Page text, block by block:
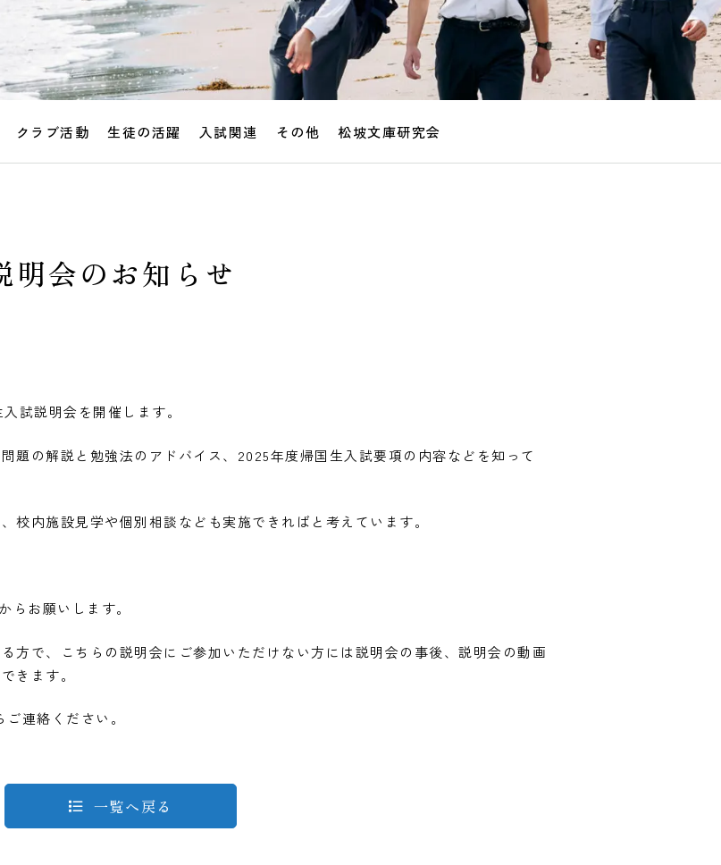
クラブ活動 生徒の活躍 入試関連 その他 松坡文庫研究会
会のお知らせ
試説明会を開催します。
題の解説と勉強法のアドバイス、2025年度帰国生入試要項の内容などを知って
校内施設見学や個別相談なども実施できればと考えています。
からお願いします。
方で、こちらの説明会にご参加いただけない方には説明会の事後、説明会の動画
きます。
連絡ください。
一覧へ戻る